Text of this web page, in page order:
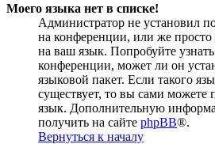
Моего языка нет в списке!
Администратор не установил
на конференции, или же
на ваш язык. Попробуйте
конференции, может ли он
языковой пакет. Если такого
существует, то вы сами можете
язык. Дополнительную
получить на сайте phpBB®.
Вернуться к началу